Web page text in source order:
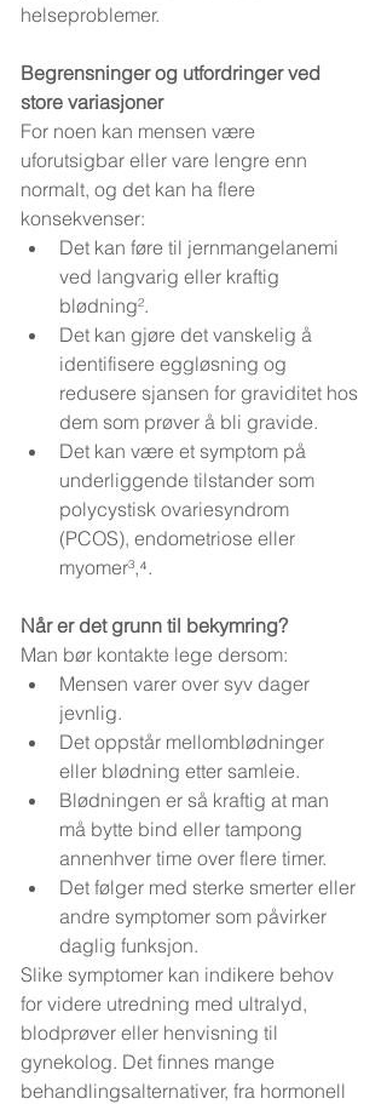
helseproblemer.
Begrensninger og utfordringer ved
store variasjoner
For noen kan mensen være
uforutsigbar eller vare lengre enn
normalt, og det kan ha flere
konsekvenser:
Det kan føre til jernmangelanemi
ved langvarig eller kraftig
blødning².
Det kan gjøre det vanskelig å
identifisere eggløsning og
redusere sjansen for graviditet hos
dem som prøver å bli gravide.
Det kan være et symptom på
underliggende tilstander som
polycystisk ovariesyndrom
(PCOS), endometriose eller
myomer³,⁴.
Når er det grunn til bekymring?
Man bør kontakte lege dersom:
Mensen varer over syv dager
jevnlig.
Det oppstår mellomblødninger
eller blødning etter samleie.
Blødningen er så kraftig at man
må bytte bind eller tampong
annenhver time over flere timer.
Det følger med sterke smerter eller
andre symptomer som påvirker
daglig funksjon.
Slike symptomer kan indikere behov
for videre utredning med ultralyd,
blodprøver eller henvisning til
gynekolog. Det finnes mange
behandlingsalternativer, fra hormonell